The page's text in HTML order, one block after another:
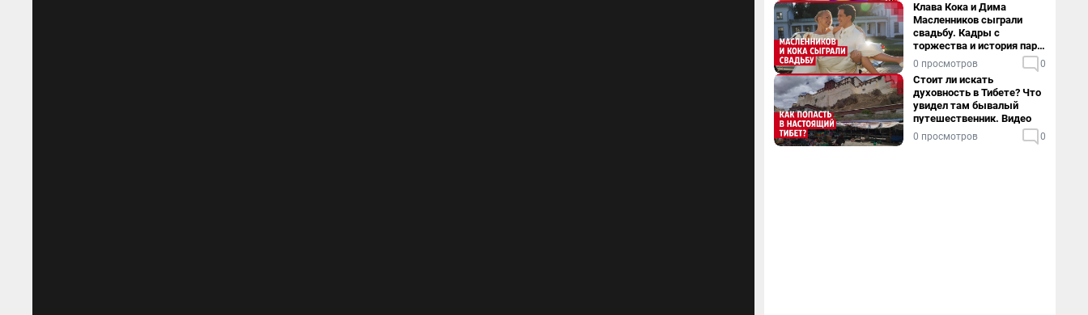
Клава Кока и Дима
Масленников сыграли
свадьбу. Кадры с
торжества и история пары
— в видео
0 просмотров 0
Стоит ли искать
духовность в Тибете? Что
увидел там бывалый
путешественник. Видео
0 просмотров 0